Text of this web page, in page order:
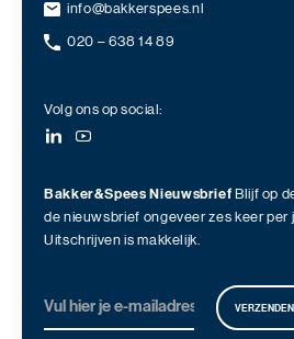
info@bakkerspees.nl
020 – 638 14 89
Volg ons op social:
Bakker&Spees Nieuwsbrief Blijf op
de nieuwsbrief ongeveer zes keer per
Uitschrijven is makkelijk.
VERZENDEN